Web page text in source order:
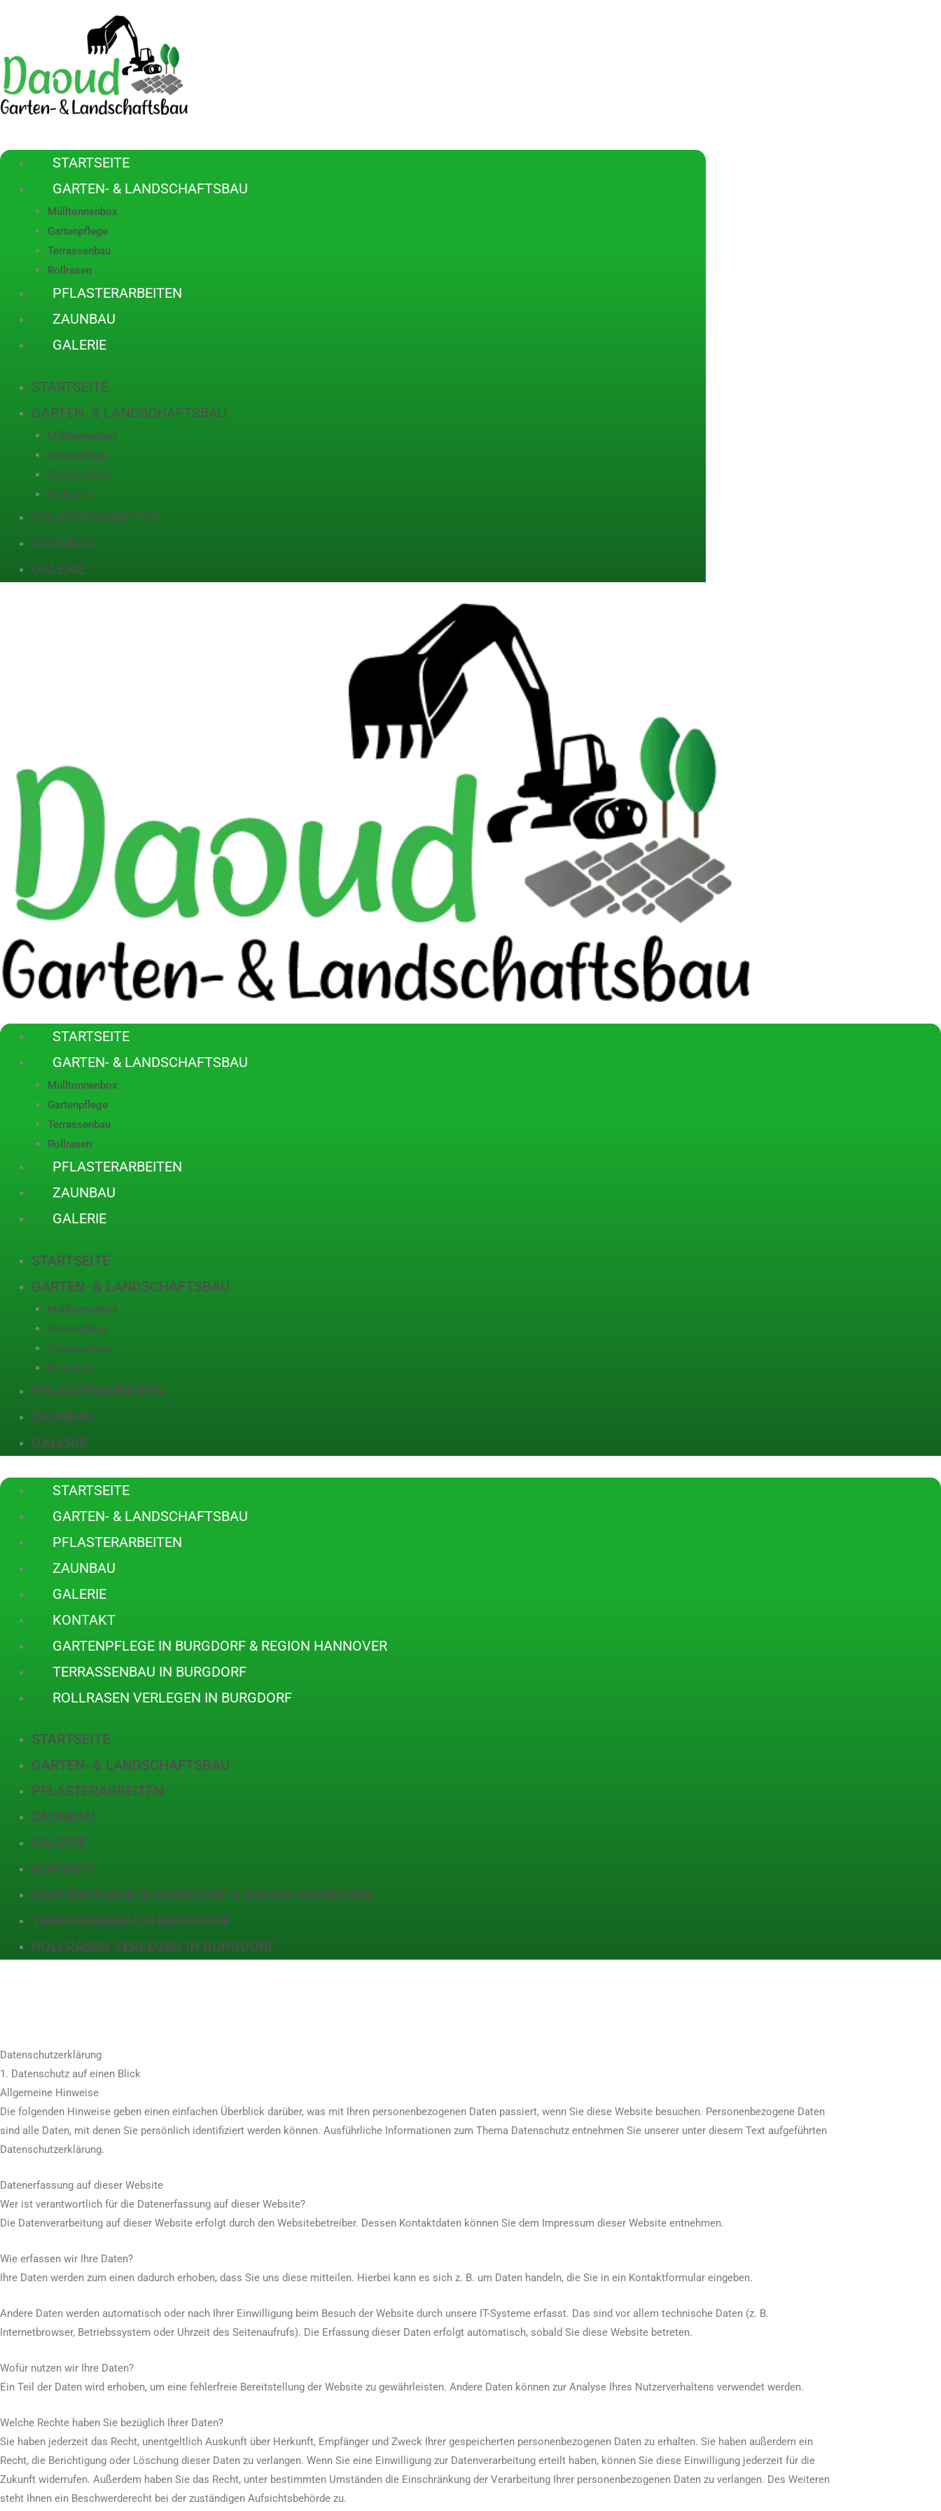
STARTSEITE
GARTEN- & LANDSCHAFTSBAU
Mülltonnenbox
Gartenpflege
Terrassenbau
Rollrasen
PFLASTERARBEITEN
ZAUNBAU
GALERIE
STARTSEITE
GARTEN- & LANDSCHAFTSBAU
Mülltonnenbox
Gartenpflege
Terrassenbau
Rollrasen
PFLASTERARBEITEN
ZAUNBAU
GALERIE
STARTSEITE
GARTEN- & LANDSCHAFTSBAU
Mülltonnenbox
Gartenpflege
Terrassenbau
Rollrasen
PFLASTERARBEITEN
ZAUNBAU
GALERIE
STARTSEITE
GARTEN- & LANDSCHAFTSBAU
Mülltonnenbox
Gartenpflege
Terrassenbau
Rollrasen
PFLASTERARBEITEN
ZAUNBAU
GALERIE
STARTSEITE
GARTEN- & LANDSCHAFTSBAU
PFLASTERARBEITEN
ZAUNBAU
GALERIE
KONTAKT
GARTENPFLEGE IN BURGDORF & REGION HANNOVER
TERRASSENBAU IN BURGDORF
ROLLRASEN VERLEGEN IN BURGDORF
STARTSEITE
GARTEN- & LANDSCHAFTSBAU
PFLASTERARBEITEN
ZAUNBAU
GALERIE
KONTAKT
GARTENPFLEGE IN BURGDORF & REGION HANNOVER
TERRASSENBAU IN BURGDORF
ROLLRASEN VERLEGEN IN BURGDORF
Datenschutz­erklärung
1. Datenschutz auf einen Blick
Allgemeine Hinweise
Die folgenden Hinweise geben einen einfachen Überblick darüber, was mit Ihren personenbezogenen Daten passiert, wenn Sie diese Website besuchen. Personenbezogene Daten
sind alle Daten, mit denen Sie persönlich identifiziert werden können. Ausführliche Informationen zum Thema Datenschutz entnehmen Sie unserer unter diesem Text aufgeführten
Datenschutzerklärung.
Datenerfassung auf dieser Website
Wer ist verantwortlich für die Datenerfassung auf dieser Website?
Die Datenverarbeitung auf dieser Website erfolgt durch den Websitebetreiber. Dessen Kontaktdaten können Sie dem Impressum dieser Website entnehmen.
Wie erfassen wir Ihre Daten?
Ihre Daten werden zum einen dadurch erhoben, dass Sie uns diese mitteilen. Hierbei kann es sich z. B. um Daten handeln, die Sie in ein Kontaktformular eingeben.
Andere Daten werden automatisch oder nach Ihrer Einwilligung beim Besuch der Website durch unsere IT-Systeme erfasst. Das sind vor allem technische Daten (z. B.
Internetbrowser, Betriebssystem oder Uhrzeit des Seitenaufrufs). Die Erfassung dieser Daten erfolgt automatisch, sobald Sie diese Website betreten.
Wofür nutzen wir Ihre Daten?
Ein Teil der Daten wird erhoben, um eine fehlerfreie Bereitstellung der Website zu gewährleisten. Andere Daten können zur Analyse Ihres Nutzerverhaltens verwendet werden.
Welche Rechte haben Sie bezüglich Ihrer Daten?
Sie haben jederzeit das Recht, unentgeltlich Auskunft über Herkunft, Empfänger und Zweck Ihrer gespeicherten personenbezogenen Daten zu erhalten. Sie haben außerdem ein
Recht, die Berichtigung oder Löschung dieser Daten zu verlangen. Wenn Sie eine Einwilligung zur Datenverarbeitung erteilt haben, können Sie diese Einwilligung jederzeit für die
Zukunft widerrufen. Außerdem haben Sie das Recht, unter bestimmten Umständen die Einschränkung der Verarbeitung Ihrer personenbezogenen Daten zu verlangen. Des Weiteren
steht Ihnen ein Beschwerderecht bei der zuständigen Aufsichtsbehörde zu.